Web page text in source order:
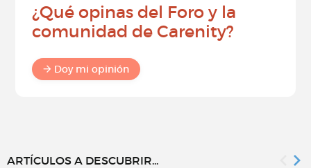
¿Qué opinas del Foro y la
comunidad de Carenity?
Doy mi opinión
ARTÍCULOS A DESCUBRIR...